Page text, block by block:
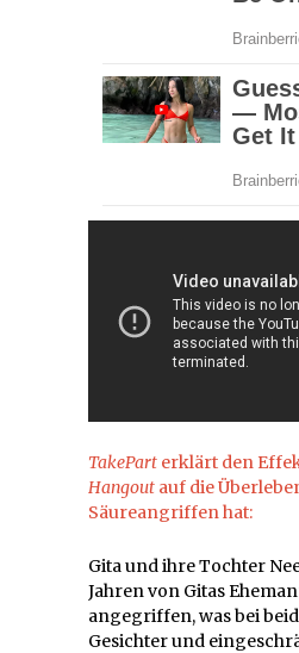
TakePart erklärt den
Hangout auf die
Säureangriffen hat:
Gita und ihre Tochter
Jahren von Gitas
angegriffen, was bei
Gesichter und